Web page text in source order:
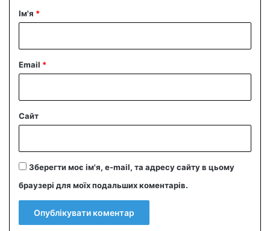
р
Ім'я *
Email *
Сайт
Зберегти моє ім'я, e-mail, та адресу сайту в цьому
браузері для моїх подальших коментарів.